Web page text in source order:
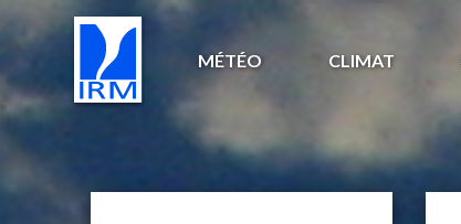
MÉTÉO CLIMAT